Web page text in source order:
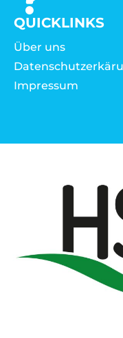
QUICKLINKS
Über uns
Impressum